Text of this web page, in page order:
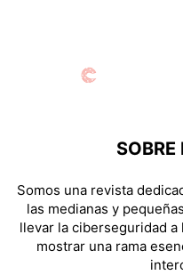
SOBRE
Somos una revista
las medianas y
llevar la ciberseguridad a
mostrar una rama